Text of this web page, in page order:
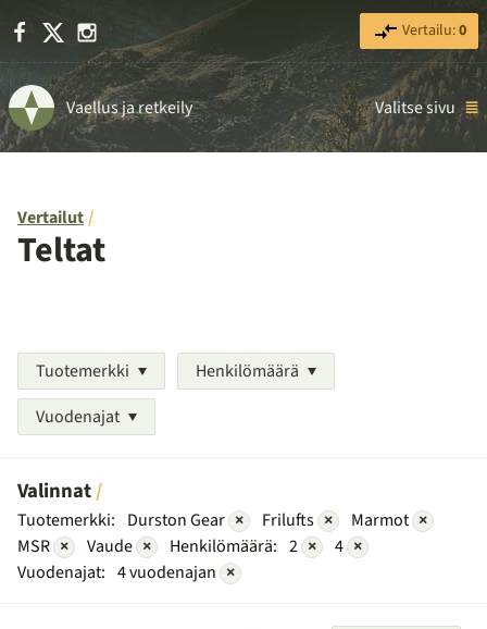
Facebook Instagram Vertailu:0
Vaellus ja retkeily Valitse sivu
Vertailut
Teltat
Tuotemerkki
Henkilömäärä
Vuodenajat
Valinnat
Tuotemerkki: Durston Gear × Frilufts × Marmot ×
MSR × Vaude × Henkilömäärä: 2 × 4 ×
Vuodenajat: 4 vuodenajan ×